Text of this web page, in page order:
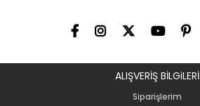
ALIŞVERİŞ BİLGiLERİ
Siparişlerim